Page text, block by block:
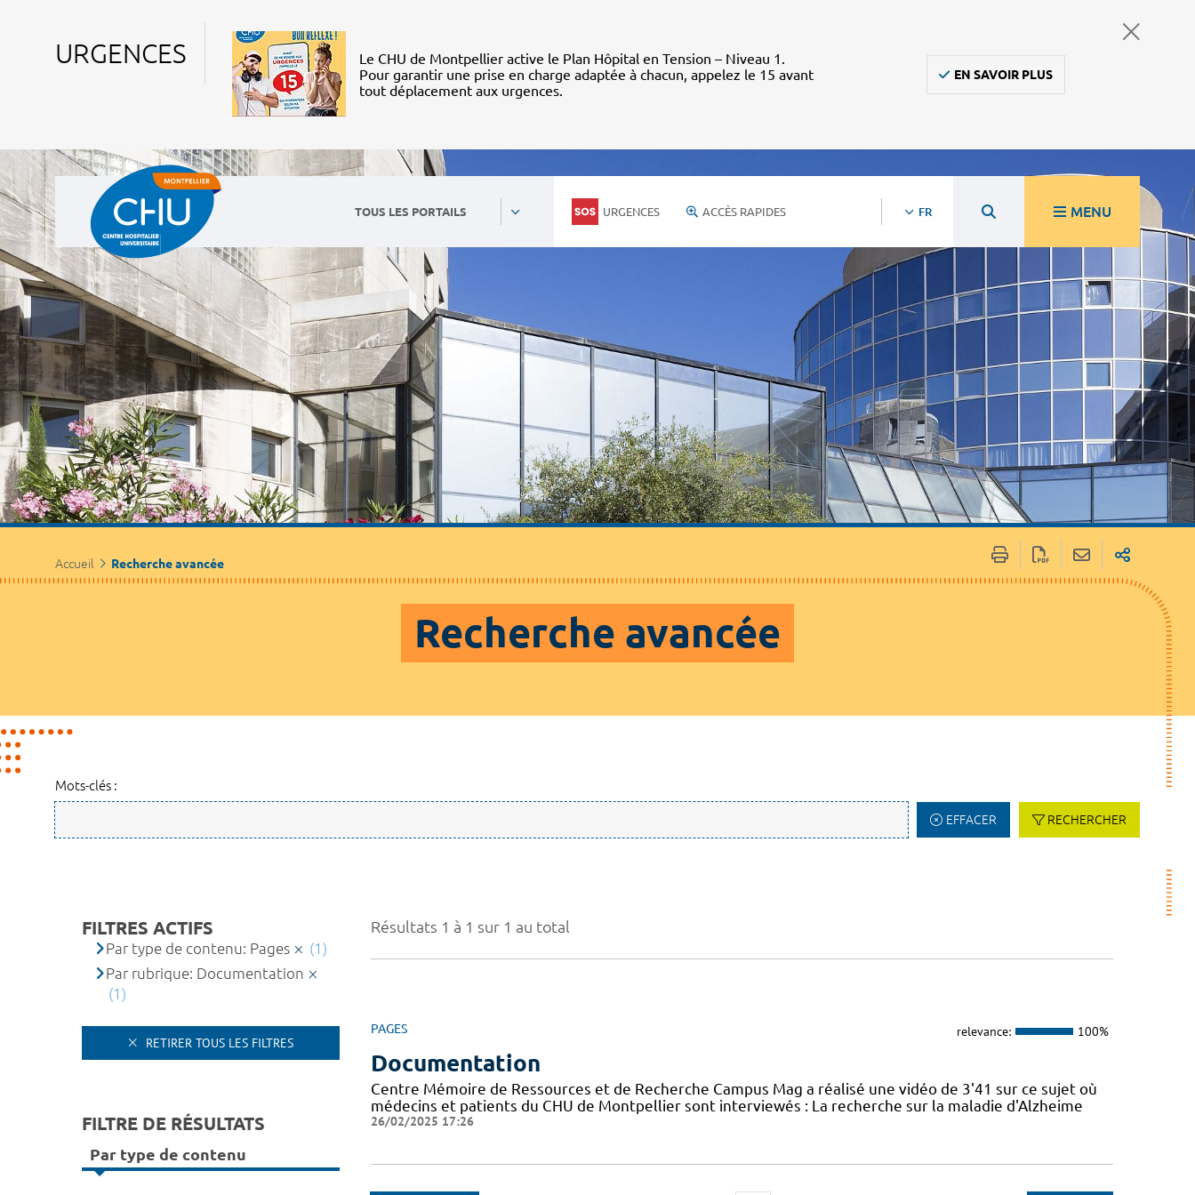
URGENCES
Le CHU de Montpellier active le Plan Hôpital en Tension – Niveau 1.
Pour garantir une prise en charge adaptée à chacun, appelez le 15 avant
tout déplacement aux urgences.
EN SAVOIR PLUS
TOUS LES PORTAILS URGENCES ACCÈS RAPIDES FR MENU
Accueil Recherche avancée
Recherche avancée
Mots-clés :
EFFACER RECHERCHER
Résultats 1 à 1 sur 1 au total
PAGES relevance: 100%
Documentation
Centre Mémoire de Ressources et de Recherche Campus Mag a réalisé une vidéo de 3'41 sur ce sujet où
médecins et patients du CHU de Montpellier sont interviewés : La recherche sur la maladie d'Alzheime
26/02/2025 17:26
FILTRES ACTIFS
Par type de contenu: Pages
(1)
Par rubrique: Documentation
(1)
RETIRER TOUS LES FILTRES
FILTRE DE RÉSULTATS
Par type de contenu